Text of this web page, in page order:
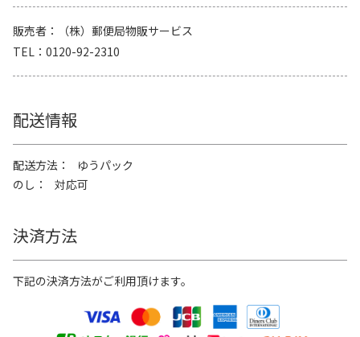
販売者
（株）郵便局物販サービス
TEL
0120-92-2310
配送情報
配送方法
ゆうパック
のし
対応可
決済方法
下記の決済方法がご利用頂けます。